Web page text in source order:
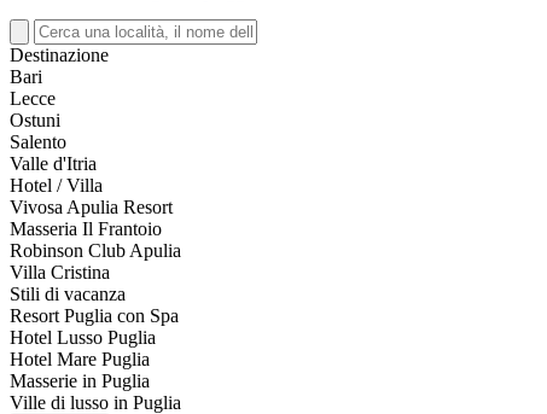
Destinazione
Bari
Lecce
Ostuni
Salento
Valle d'Itria
Hotel / Villa
Vivosa Apulia Resort
Masseria Il Frantoio
Robinson Club Apulia
Villa Cristina
Stili di vacanza
Resort Puglia con Spa
Hotel Lusso Puglia
Hotel Mare Puglia
Masserie in Puglia
Ville di lusso in Puglia